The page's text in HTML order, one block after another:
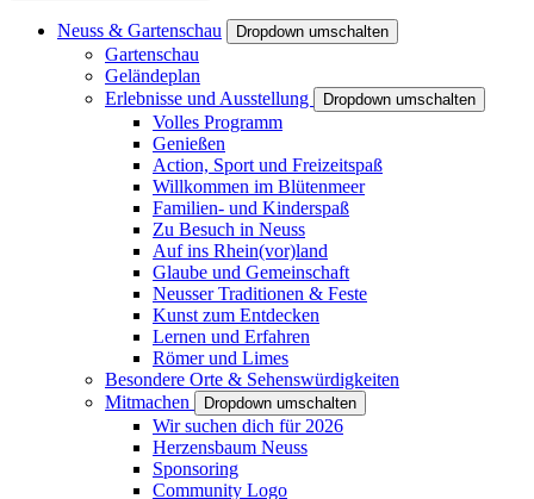
Neuss & Gartenschau Dropdown umschalten
Gartenschau
Geländeplan
Erlebnisse und Ausstellung
Dropdown umschalten
Volles Programm
Genießen
Action, Sport und Freizeitspaß
Willkommen im Blütenmeer
Familien- und Kinderspaß
Zu Besuch in Neuss
Auf ins Rhein(vor)land
Glaube und Gemeinschaft
Neusser Traditionen & Feste
Kunst zum Entdecken
Lernen und Erfahren
Römer und Limes
Besondere Orte & Sehenswürdigkeiten
Mitmachen
Dropdown umschalten
Wir suchen dich für 2026
Herzensbaum Neuss
Sponsoring
Community Logo